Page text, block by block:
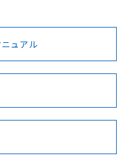
く前に、以下を必ずお読
Cd Cr(VI)
BV型式承認
（フランス
KR型式
（韓国
No No
格認証/適合状況ページへ
ュアル